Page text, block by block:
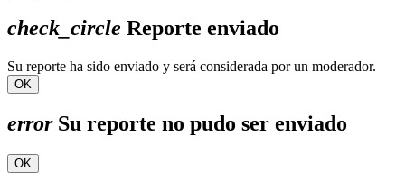
check_circle Reporte enviado
Su reporte ha sido enviado y será considerada por un moderador.
OK
errorSu reporte no pudo ser enviado
OK